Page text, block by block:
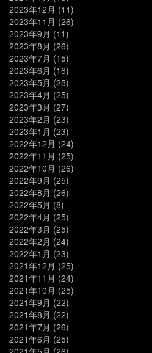
2023年12月 (11)
2023年11月 (26)
2023年9月 (11)
2023年8月 (26)
2023年7月 (15)
2023年6月 (16)
2023年5月 (25)
2023年4月 (25)
2023年3月 (27)
2023年2月 (23)
2023年1月 (23)
2022年12月 (24)
2022年11月 (25)
2022年10月 (26)
2022年9月 (25)
2022年8月 (26)
2022年5月 (8)
2022年4月 (25)
2022年3月 (25)
2022年2月 (24)
2022年1月 (23)
2021年12月 (25)
2021年11月 (24)
2021年10月 (25)
2021年9月 (22)
2021年8月 (22)
2021年7月 (26)
2021年6月 (25)